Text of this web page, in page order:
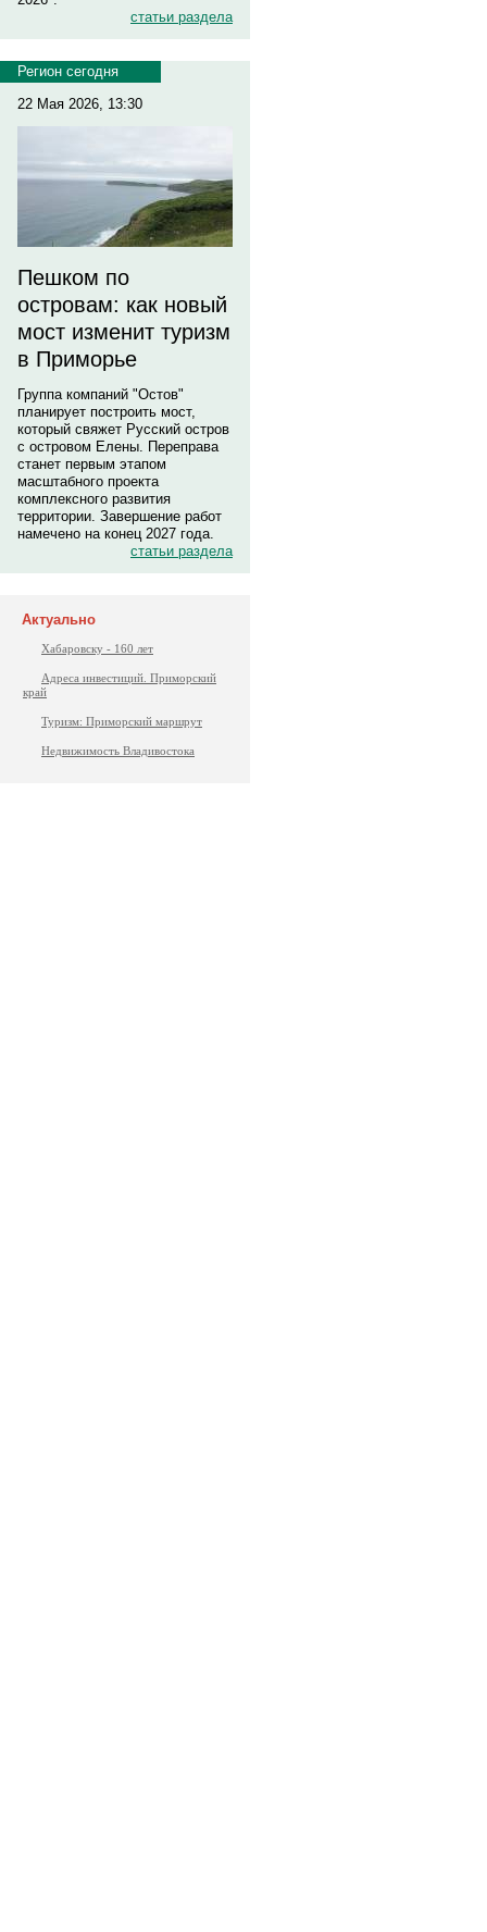
статьи раздела
Регион сегодня
22 Мая 2026, 13:30
Пешком по
островам: как новый
мост изменит туризм
в Приморье
Группа компаний "Остов"
планирует построить мост,
который свяжет Русский остров
с островом Елены. Переправа
станет первым этапом
масштабного проекта
комплексного развития
территории. Завершение работ
намечено на конец 2027 года.
статьи раздела
Актуально
Хабаровску - 160 лет
Адреса инвестиций. Приморский
край
Туризм: Приморский маршрут
Недвижимость Владивостока